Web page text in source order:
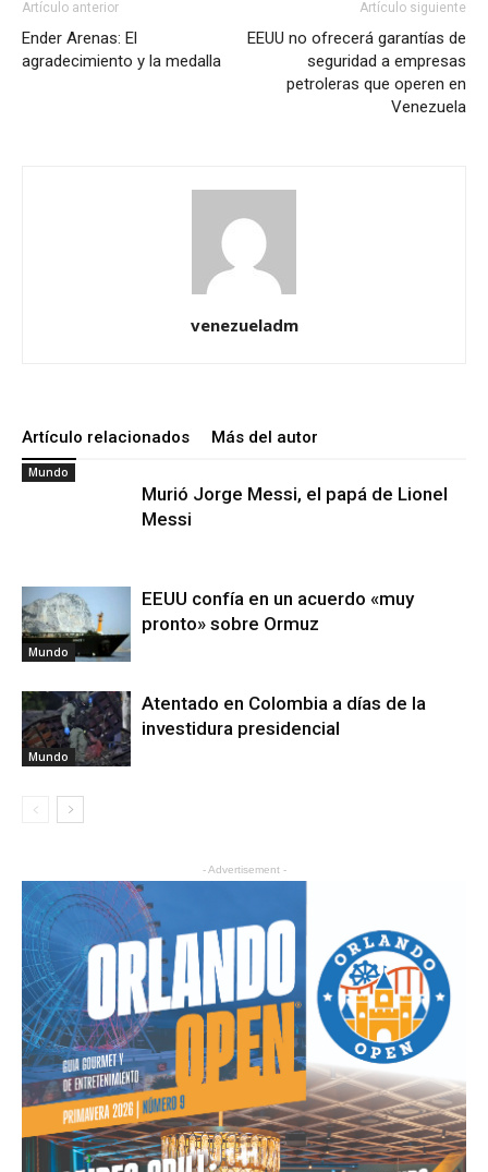
Artículo anterior
Ender Arenas: El
agradecimiento y la medalla
Artículo siguiente
EEUU no ofrecerá garantías de
seguridad a empresas
petroleras que operen en
Venezuela
venezueladm
Artículo relacionados Más del autor
Mundo
Murió Jorge Messi, el papá de Lionel
Messi
Mundo
EEUU confía en un acuerdo «muy
pronto» sobre Ormuz
Mundo
Atentado en Colombia a días de la
investidura presidencial
- Advertisement -